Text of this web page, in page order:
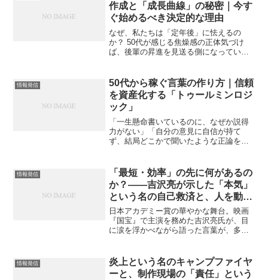
作成と「成長曲線」の秘密｜今す
ぐ始めるべき決定的な理由
なぜ、私たちは「定年後」に怯えるの
か？ 50代が感じる焦燥感の正体気づけ
ば、後輩の昇進を見送る側になってい
間、ふと胸の奥でこんな声がしません
か？「自分の成長って、もう止...
情報発信
50代から稼ぐ言葉の作り方｜信頼
を資産化する「トゥールミンロジ
ック」
「一生懸命書いているのに、なぜか説得
力がない」「自分の意見に自信が持て
ず、結局どこかで聞いたような正論を並
それは才能の不足ではありません。た
だ“思考の型”を知らないだけ...
情報発信
「最短・効率」の先に何があるの
か？――吉沢亮が示した「本気」
という名の自己救済と、人を動か
す唯一の熱量
日本アカデミー賞の華やかな舞台。映画
『国宝』で主演を務めた吉沢亮氏が、目
に涙を浮かべながら語った言葉が、多く
人を感動させる」その言葉には、単なる
プロモーションではない、...
情報発信
炎上という名のキャンプファイヤ
ーと、制作現場の「責任」という